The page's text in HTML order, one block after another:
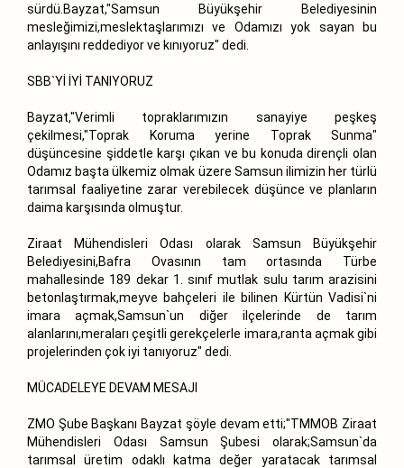
sürdü.Bayzat,"Samsun Büyükşehir Belediyesinin
mesleğimizi,meslektaşlarımızı ve Odamızı yok sayan bu
anlayışını reddediyor ve kınıyoruz" dedi.
SBB`Yİ İYİ TANIYORUZ
Bayzat,"Verimli topraklarımızın sanayiye peşkeş
çekilmesi,"Toprak Koruma yerine Toprak Sunma"
düşüncesine şiddetle karşı çıkan ve bu konuda dirençli olan
Odamız başta ülkemiz olmak üzere Samsun ilimizin her türlü
tarımsal faaliyetine zarar verebilecek düşünce ve planların
daima karşısında olmuştur.
Ziraat Mühendisleri Odası olarak Samsun Büyükşehir
Belediyesini,Bafra Ovasının tam ortasında Türbe
mahallesinde 189 dekar 1. sınıf mutlak sulu tarım arazisini
betonlaştırmak,meyve bahçeleri ile bilinen Kürtün Vadisi`ni
imara açmak,Samsun`un diğer ilçelerinde de tarım
alanlarını,meraları çeşitli gerekçelerle imara,ranta açmak gibi
projelerinden çok iyi tanıyoruz" dedi.
MÜCADELEYE DEVAM MESAJI
ZMO Şube Başkanı Bayzat şöyle devam etti;"TMMOB Ziraat
Mühendisleri Odası Samsun Şubesi olarak;Samsun`da
tarımsal üretim odaklı katma değer yaratacak tarımsal